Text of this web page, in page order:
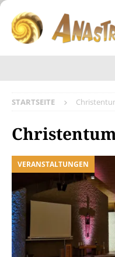
STARTSEITE
VERANSTALTUNGEN